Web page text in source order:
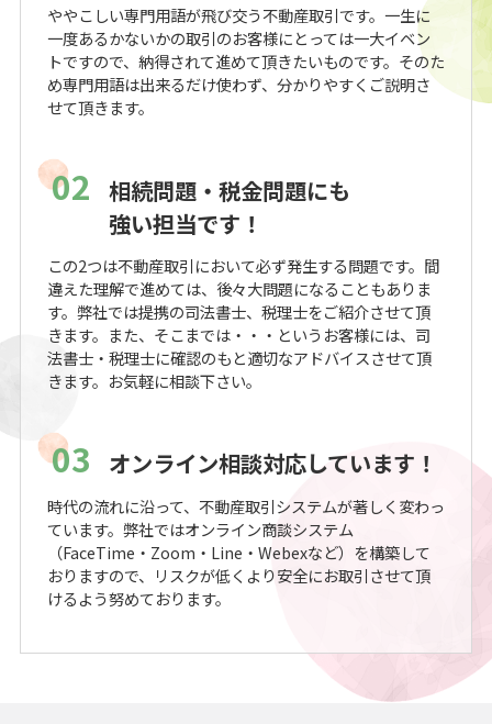
ややこしい専門用語が飛び交う不動産取引です。一生に
一度あるかないかの取引のお客様にとっては一大イベン
トですので、納得されて進めて頂きたいものです。そのた
め専門用語は出来るだけ使わず、分かりやすくご説明さ
せて頂きます。
02 相続問題・税金問題にも
強い担当です！
この2つは不動産取引において必ず発生する問題です。間
違えた理解で進めては、後々大問題になることもありま
す。弊社では提携の司法書士、税理士をご紹介させて頂
きます。また、そこまでは・・・というお客様には、司
法書士・税理士に確認のもと適切なアドバイスさせて頂
きます。お気軽に相談下さい。
03 オンライン相談対応しています！
時代の流れに沿って、不動産取引システムが著しく変わっ
ています。弊社ではオンライン商談システム
（FaceTime・Zoom・Line・Webexなど）を構築して
おりますので、リスクが低くより安全にお取引させて頂
けるよう努めております。